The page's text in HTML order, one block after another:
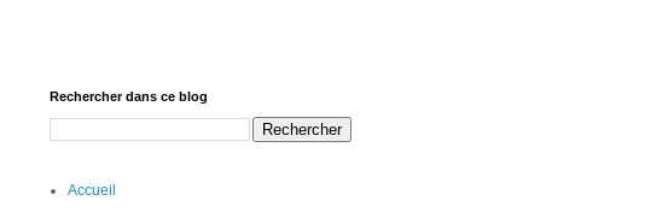
Rechercher dans ce blog
Accueil